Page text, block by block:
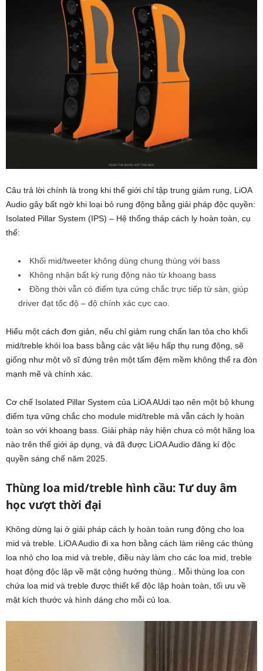
Câu trả lời chính là trong khi thế giới chỉ tập trung giảm rung, LiOA
Audio gây bất ngờ khi loại bỏ rung động bằng giải pháp độc quyền:
Isolated Pillar System (IPS) – Hệ thống tháp cách ly hoàn toàn, cụ
thể:
Khối mid/tweeter không dùng chung thùng với bass
Không nhận bất kỳ rung động nào từ khoang bass
Đồng thời vẫn có điểm tựa cứng chắc trực tiếp từ sàn, giúp
driver đạt tốc độ – độ chính xác cực cao.
Hiểu một cách đơn giản, nếu chỉ giảm rung chấn lan tỏa cho khối
mid/treble khỏi loa bass bằng các vật liệu hấp thụ rung động, sẽ
giống như một võ sĩ đứng trên một tấm đệm mềm không thể ra đòn
mạnh mẽ và chính xác.
Cơ chế Isolated Pillar System của LiOA AUdi tạo nên một bộ khung
điểm tựa vững chắc cho module mid/treble mà vẫn cách ly hoàn
toàn so với khoang bass. Giải pháp này hiện chưa có một hãng loa
nào trên thế giới áp dụng, và đã được LiOA Audio đăng kí độc
quyền sáng chế năm 2025.
Thùng loa mid/treble hình cầu: Tư duy âm
học vượt thời đại
Không dừng lại ở giải pháp cách ly hoàn toàn rung động cho loa
mid và treble. LiOA Audio đi xa hơn bằng cách làm riêng các thùng
loa nhỏ cho loa mid và treble, điều này làm cho các loa mid, treble
hoạt động độc lập về mặt cộng hưởng thùng.. Mỗi thùng loa con
chứa loa mid và treble được thiết kế độc lập hoàn toàn, tối ưu về
mặt kích thước và hình dáng cho mỗi củ loa.